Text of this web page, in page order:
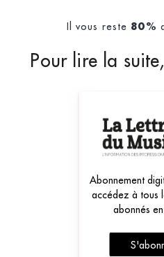
Il vous reste 80%
Pour lire la
Abonnement
accédez à tous
abonnés